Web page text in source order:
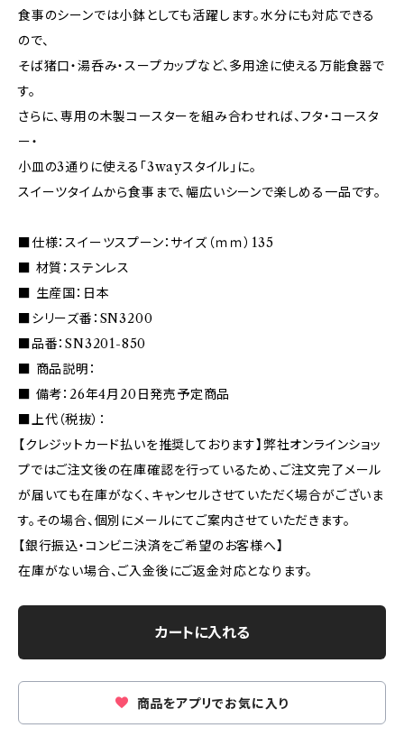
食事のシーンでは小鉢としても活躍します。水分にも対応できる
ので、
そば猪口・湯呑み・スープカップなど、多用途に使える万能食器で
す。
さらに、専用の木製コースターを組み合わせれば、フタ・コースタ
ー・
小皿の3通りに使える「3wayスタイル」に。
スイーツタイムから食事まで、幅広いシーンで楽しめる一品です。
■仕様：スイーツスプーン：サイズ（ｍｍ）135
■ 材質：ステンレス
■ 生産国：日本
■シリーズ番：SN3200
■品番：SN3201-850
■ 商品説明：
■ 備考：26年4月20日発売予定商品
■上代（税抜）：
【クレジットカード払いを推奨しております】弊社オンラインショッ
プではご注文後の在庫確認を行っているため、ご注文完了メール
が届いても在庫がなく、キャンセルさせていただく場合がございま
す。その場合、個別にメールにてご案内させていただきます。
【銀行振込・コンビニ決済をご希望のお客様へ】
在庫がない場合、ご入金後にご返金対応となります。
カートに入れる
商品をアプリでお気に入り